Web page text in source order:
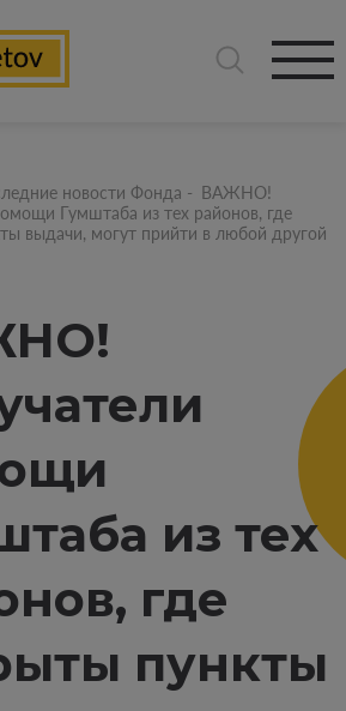
новости Фонда - ВАЖНО!
Гумштаба из тех районов, где
выдачи, могут прийти в любой другой
из тех
где
пункты